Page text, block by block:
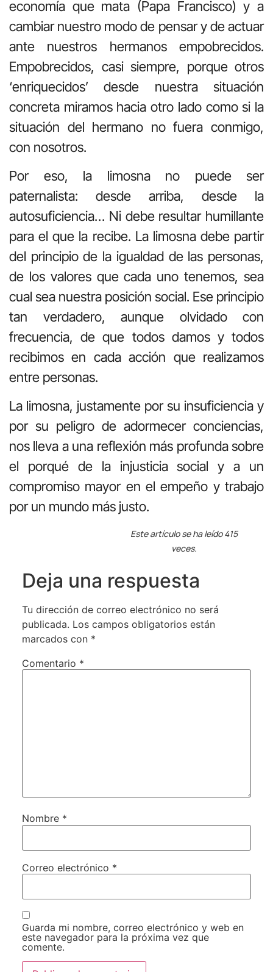
economía que mata (Papa Francisco) y a
cambiar nuestro modo de pensar y de actuar
ante nuestros hermanos empobrecidos.
Empobrecidos, casi siempre, porque otros
‘enriquecidos’ desde nuestra situación
concreta miramos hacia otro lado como si la
situación del hermano no fuera conmigo,
con nosotros.
Por eso, la limosna no puede ser
paternalista: desde arriba, desde la
autosuficiencia… Ni debe resultar humillante
para el que la recibe. La limosna debe partir
del principio de la igualdad de las personas,
de los valores que cada uno tenemos, sea
cual sea nuestra posición social. Ese principio
tan verdadero, aunque olvidado con
frecuencia, de que todos damos y todos
recibimos en cada acción que realizamos
entre personas.
La limosna, justamente por su insuficiencia y
por su peligro de adormecer conciencias,
nos lleva a una reflexión más profunda sobre
el porqué de la injusticia social y a un
compromiso mayor en el empeño y trabajo
por un mundo más justo.
Este artículo se ha leído 415
veces.
Deja una respuesta
Tu dirección de correo electrónico no será
publicada. Los campos obligatorios están
marcados con *
Comentario *
Nombre *
Correo electrónico *
Guarda mi nombre, correo electrónico y web en
este navegador para la próxima vez que
comente.